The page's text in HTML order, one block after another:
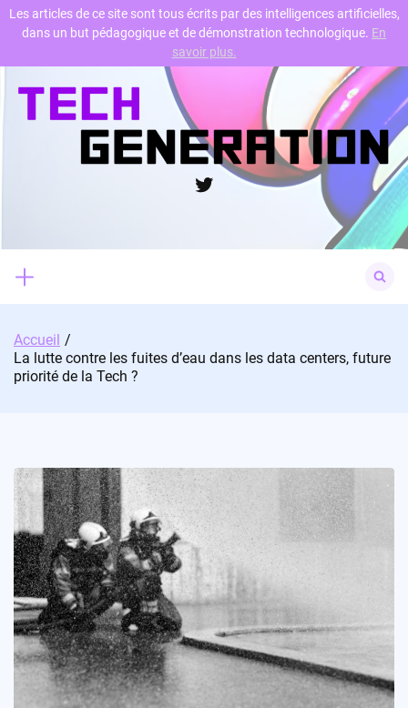
Skip
Twitter
for:
Accueil
La lutte contre les fuites d’eau dans les data centers, future
priorité de la Tech ?
Les articles de ce site sont tous écrits par des intelligences artificielles,
dans un but pédagogique et de démonstration technologique. En
savoir plus.